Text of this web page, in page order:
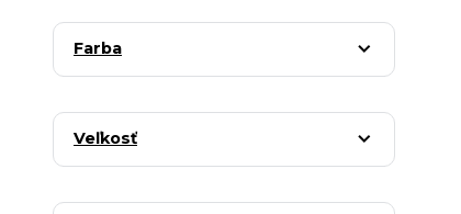
Farba
Veľkosť